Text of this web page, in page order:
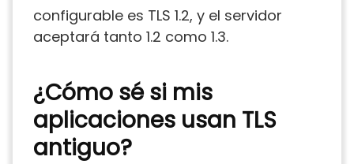
configurable es TLS 1.2, y el servidor
aceptará tanto 1.2 como 1.3.
¿Cómo sé si mis
aplicaciones usan TLS
antiguo?